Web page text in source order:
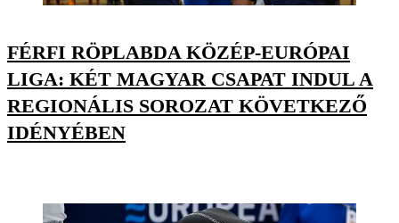
FÉRFI RÖPLABDA KÖZÉP-EURÓPAI
LIGA: KÉT MAGYAR CSAPAT INDUL A
REGIONÁLIS SOROZAT KÖVETKEZŐ
IDÉNYÉBEN